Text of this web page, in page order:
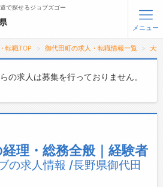
る理由
で探せるジョブズゴー
メニュー
転職TOP 御代田町の求人・転職情報一覧 大
の求人は募集を行っておりません。
理・総務全般｜経験者
の求人情報 /長野県御代田